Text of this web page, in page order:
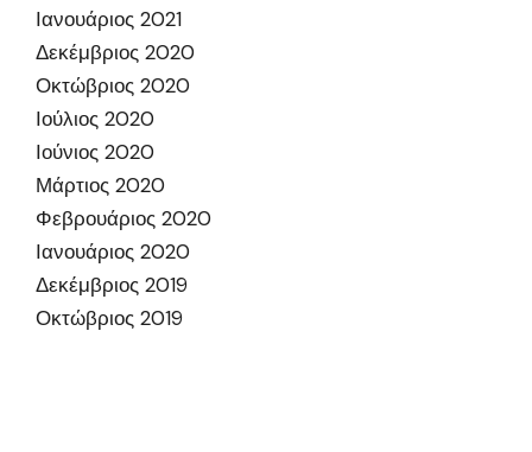
Ιανουάριος 2021
Δεκέμβριος 2020
Οκτώβριος 2020
Ιούλιος 2020
Ιούνιος 2020
Μάρτιος 2020
Φεβρουάριος 2020
Ιανουάριος 2020
Δεκέμβριος 2019
Οκτώβριος 2019